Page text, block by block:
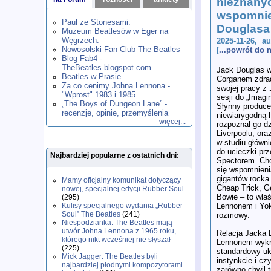
,1982,1983 ,1984,
1985, 1986,1987,1988
1990,1991 ,1992,1993 ,1994,
1995,1996, 1999
2000,2001,2002 ,2003,2004,
2005,2006, 2007
2010,2011,2012,2013,2014
2015,2016, 2017,
2020,2021,2022,2023,2024 ,
2025,2026
Paul ze Stonesami.
Muzeum Beatlesów w Eger na
Węgrzech.
Nowosolski Fan Club The Beatles
Blog Fab4 -
TheBeatles.blogspot.com
Beatles w Prasie
Za co cenimy Johna Lennona -
"Wprost" 1983 i 1985
„The Boys of Dungeon Lane” -
recenzje, opinie, przemyślenia
więcej...
Najbardziej popularne z ostatnich dni:
Mamy oficjalny komunikat dotyczący
nowej, specjalnej edycji Rubber Soul
(295)
Kulisy specjalnego wydania „Rubber
Soul” The Beatles (241)
Niespodzianka: The Beatles mają
utwór Johna Lennona z 1965 roku,
którego nikt wcześniej nie słyszał
(225)
Mick Jagger: The Beatles byli
najbardziej płodnymi kompozytorami
Douglasa
2025-11-26,
[...powrót do
Jack Douglas
Corganem
swojej pracy z
sesji do
Słynny
niewiarygodną
rozpoznał go
Liverpoolu,
w studiu
do ucieczki
Spectorem.
się
gigantów
Cheap Trick,
Bowie – to
Lennonem i
rozmowy.
Relacja Jacka
Lennonem
standardowy
instynkcie i